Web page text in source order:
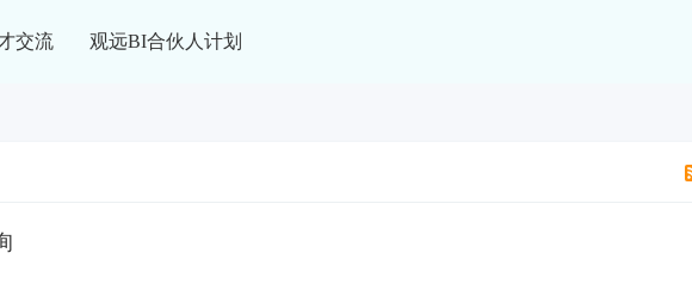
交流 观远BI合伙人计划